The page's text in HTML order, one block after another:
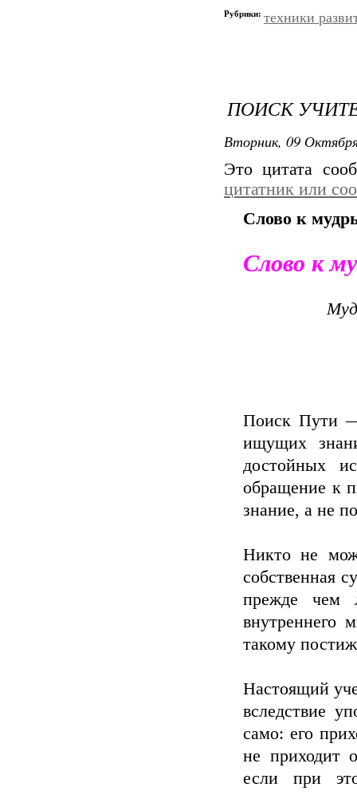
Рубрики: техники
ПОИСК
Вторник, 09
Это цитата
цитатник или
Слово к
Слово к
Поиск Пути
ищущих
достойных
обращение к
знание, а не
Никто не
собственная
прежде чем
внутреннего
такому
Настоящий
вследствие
само: его
не приходит
если при